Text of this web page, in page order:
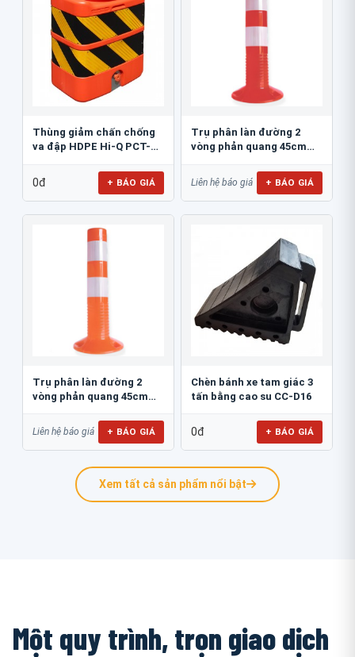
Thùng giảm chấn chống
va đập HDPE Hi-Q PCT-
0đ + BÁO GIÁ
Trụ phân làn đường 2
vòng phản quang 45cm
Liên hệ báo giá + BÁO GIÁ
Trụ phân làn đường 2
vòng phản quang 45cm
Liên hệ báo giá + BÁO GIÁ
Chèn bánh xe tam giác 3
tấn bằng cao su CC-D16
0đ + BÁO GIÁ
Xem tất cả sản phẩm nổi bật
Một quy trình, trọn giao dịch